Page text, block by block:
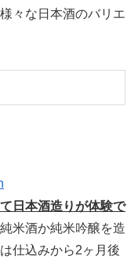
々な日本酒のバリエ
日本酒造りが体験で
米酒か純米吟醸を造
仕込みから2ヶ月後